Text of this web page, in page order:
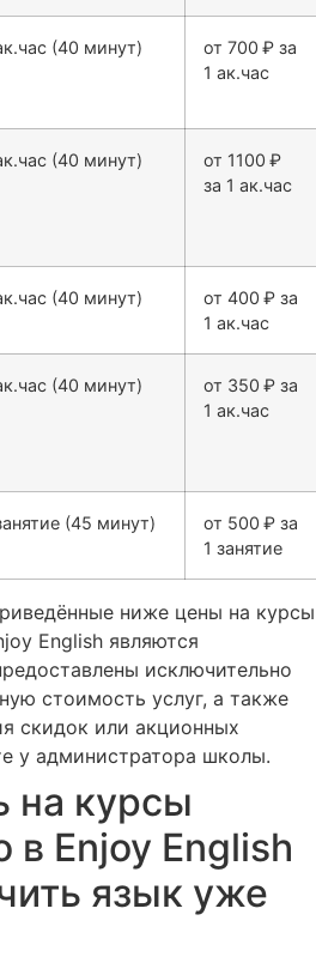
(40 минут)
от 700 ₽ за
1 ак.час
(40 минут)
от 1100 ₽
за 1 ак.час
(40 минут)
от 400 ₽ за
1 ак.час
(40 минут)
от 350 ₽ за
1 ак.час
(45 минут)
от 500 ₽ за
1 занятие
ниже цены на курсы
English являются
исключительно
стоимость услуг, а также
скидок или акционных
у администратора школы.
на курсы
в Enjoy English
язык уже